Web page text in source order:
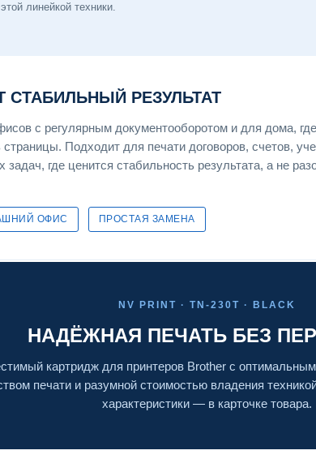
линейкой техники.
СТАБИЛЬНЫЙ РЕЗУЛЬТАТ
с регулярным документооборотом и для дома,
страницы. Подходит для печати договоров, счетов,
где ценится стабильность результата, а не
ОФИС ПРОСТАЯ ЗАМЕНА
NV PRINT · TN-230T · BLACK
НАДЁЖНАЯ ПЕЧАТЬ БЕЗ
картридж для принтеров Brother с
печати и разумной стоимостью владения
характеристики — в карточке товара.